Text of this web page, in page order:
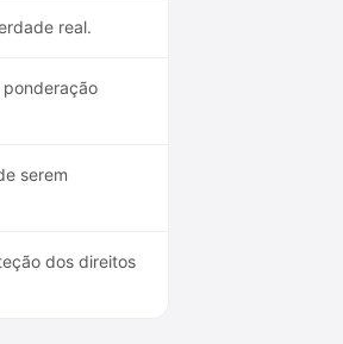
real.
serem
dos direitos